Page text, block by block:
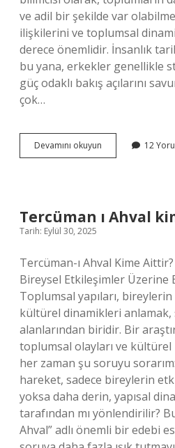
ve adil bir şekilde var
ilişkilerini ve toplumsal
derece önemlidir. İnsanlık
bu yana, erkekler genellikle
güç odaklı bakış açılarını
çok…
Devamını okuyun
te
?
12
Tercüman ı Ahval
Tarih: Eylül 30, 2025
Tercüman-ı Ahval Kime
Bireysel Etkileşimler Üzerine
Toplumsal yapıları,
kültürel dinamikleri
alanlarından biridir. Bir
toplumsal olayları ve
her zaman şu soruyu
hareket, sadece bireylerin
yoksa daha derin, yapısal
tarafından mı yönlendirilir?
Ahval” adlı önemli bir edebi